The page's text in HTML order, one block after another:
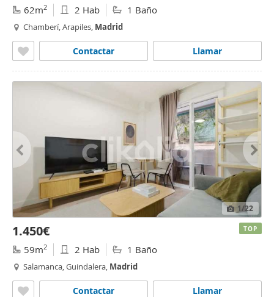
62m2 2 Hab 1 Baño
Chamberí, Arapiles, Madrid
Llamar
Contactar
1/22
1.450€
59m2 2 Hab 1 Baño
Salamanca, Guindalera, Madrid
Llamar
Contactar
TOP